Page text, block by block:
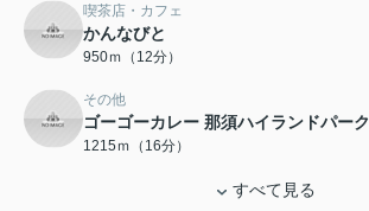
喫茶店・カフェ
かんなびと
950ｍ（12分）
その他
ゴーゴーカレー 那須ハイランドパーク
1215ｍ（16分）
すべて見る